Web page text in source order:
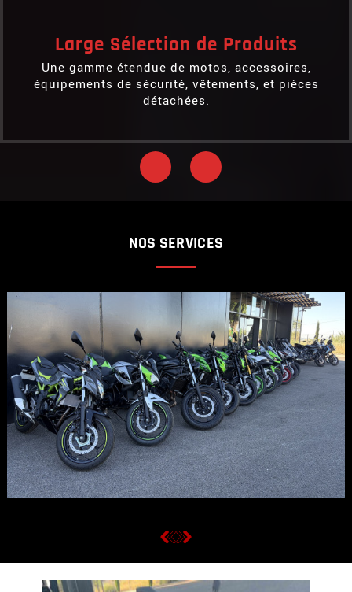
Large Sélection de Produits
Une gamme étendue de motos, accessoires,
équipements de sécurité, vêtements, et pièces
détachées.
NOS SERVICES